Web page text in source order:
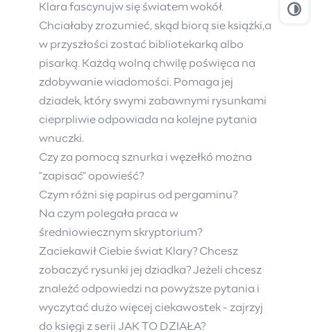
Klara fascynujw się światem wokół.
Chciałaby zrozumieć, skąd biorą sie książki,a
w przyszłości zostać bibliotekarką albo
pisarką. Każdą wolną chwilę poświęca na
zdobywanie wiadomości. Pomaga jej
dziadek, który swymi zabawnymi rysunkami
cieprpliwie odpowiada na kolejne pytania
wnuczki.
Czy za pomocą sznurka i węzełkó można
"zapisać" opowieść?
Czym różni się papirus od pergaminu?
Na czym polegała praca w
średniowiecznym skryptorium?
Zaciekawił Ciebie świat Klary? Chcesz
zobaczyć rysunki jej dziadka? Jeżeli chcesz
znależć odpowiedzi na powyższe pytania i
wyczytać dużo więcej ciekawostek - zajrzyj
do księgi z serii JAK TO DZIAŁA?